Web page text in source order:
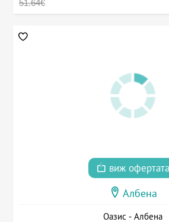
51.64€
виж офертата
Албена
Оазис - Албена